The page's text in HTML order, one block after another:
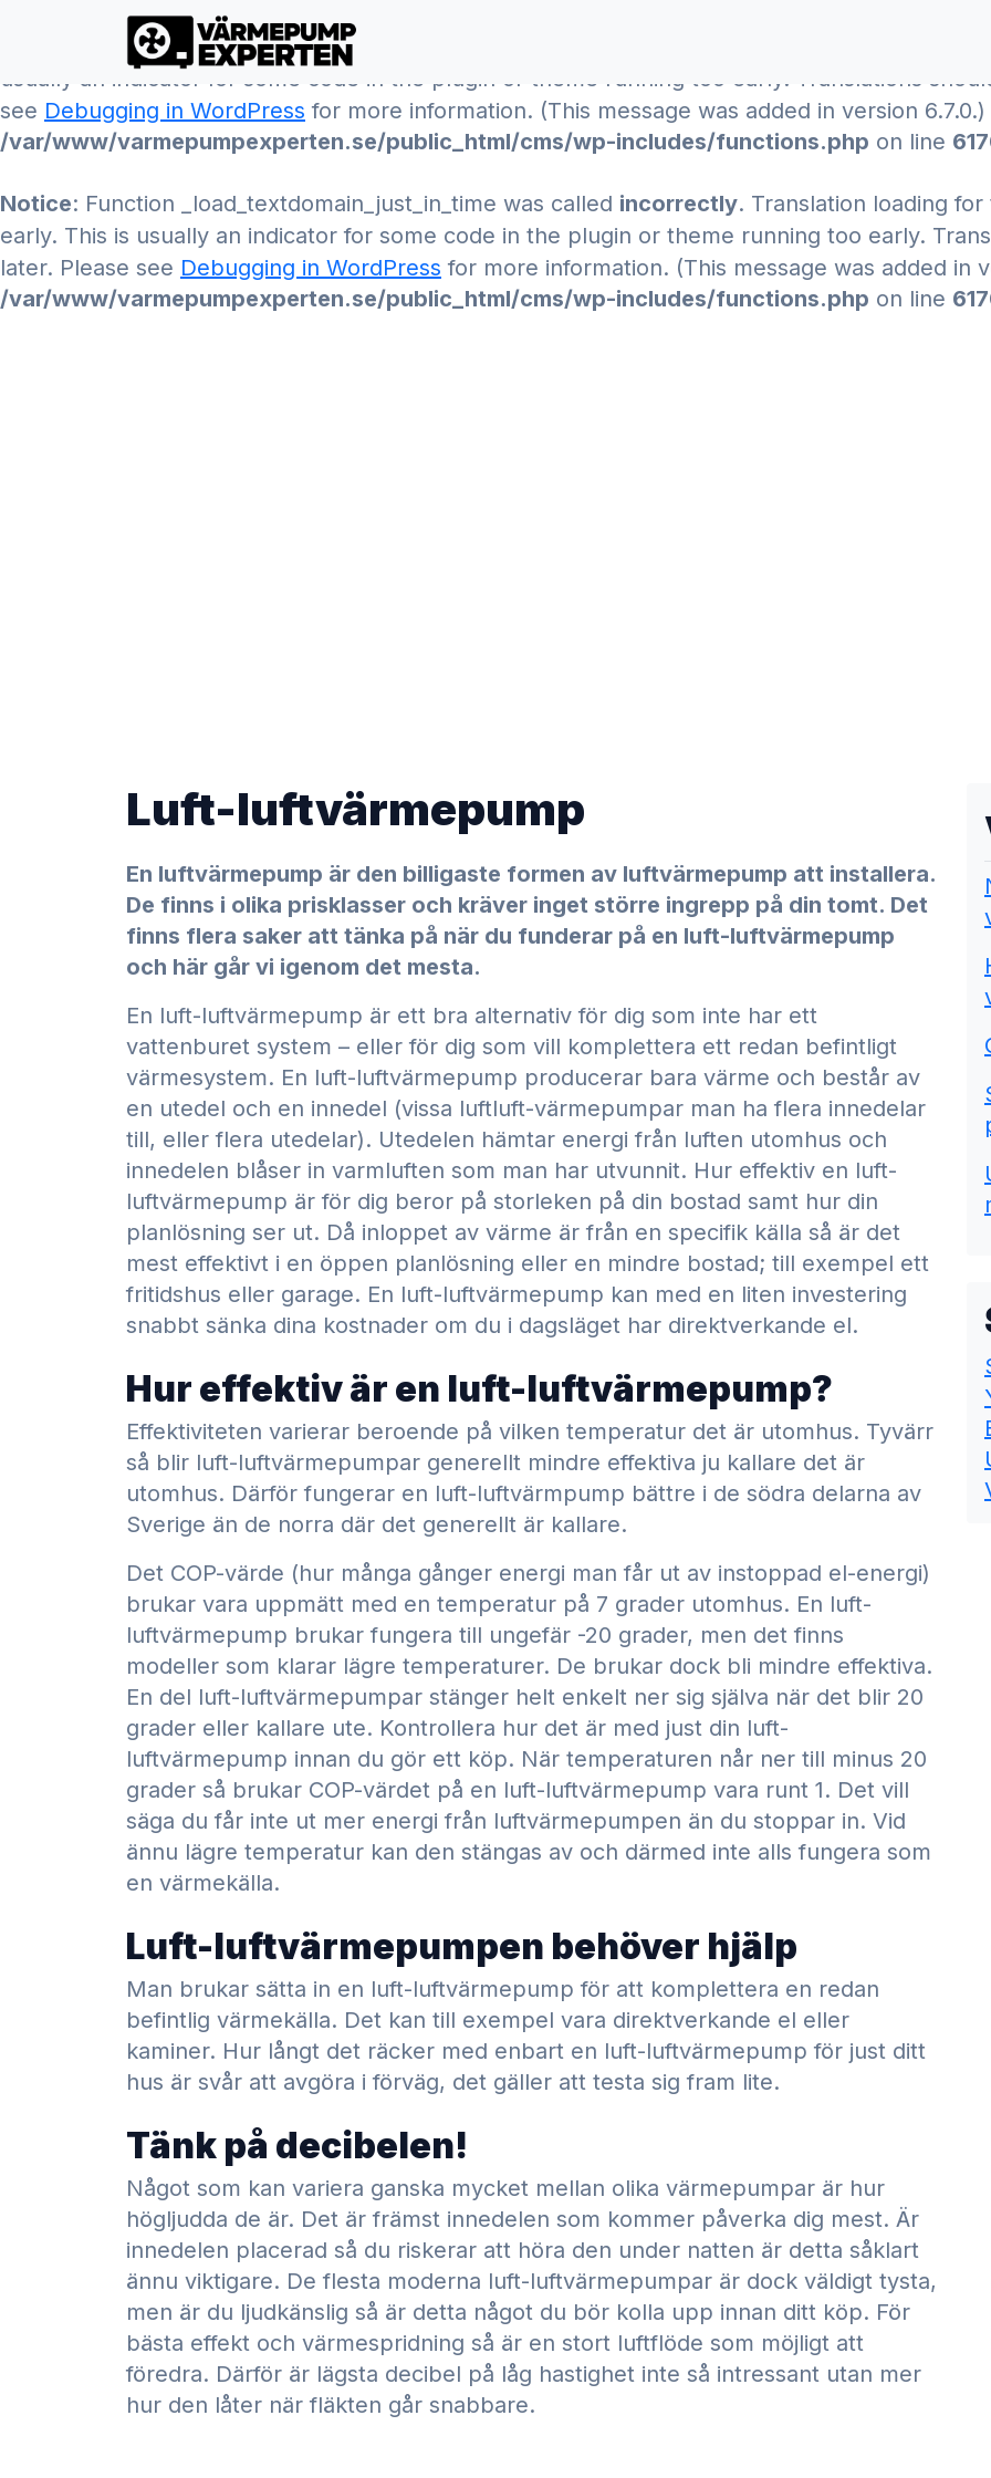
: Function _load_textdomain_just_in_time was called . Translation loading
usually an indicator for some code in the plugin or theme running too early. Translations
see Debugging in WordPress for more information. (This message was added in version 6.7.0.)
/var/www/varmepumpexperten.se/public_html/cms/wp-includes/functions.php on line
Notice: Function _load_textdomain_just_in_time was called incorrectly. Translation loading for
early. This is usually an indicator for some code in the plugin or theme running too early.
later. Please see Debugging in WordPress for more information. (This message was added in
/var/www/varmepumpexperten.se/public_html/cms/wp-includes/functions.php on line
Luft-luftvärmepump
En luftvärmepump är den billigaste formen av luftvärmepump att installera.
De finns i olika prisklasser och kräver inget större ingrepp på din tomt. Det
finns flera saker att tänka på när du funderar på en luft-luftvärmepump
och här går vi igenom det mesta.
En luft-luftvärmepump är ett bra alternativ för dig som inte har ett
vattenburet system – eller för dig som vill komplettera ett redan befintligt
värmesystem. En luft-luftvärmepump producerar bara värme och består av
en utedel och en innedel (vissa luftluft-värmepumpar man ha flera innedelar
till, eller flera utedelar). Utedelen hämtar energi från luften utomhus och
innedelen blåser in varmluften som man har utvunnit. Hur effektiv en luft-
luftvärmepump är för dig beror på storleken på din bostad samt hur din
planlösning ser ut. Då inloppet av värme är från en specifik källa så är det
mest effektivt i en öppen planlösning eller en mindre bostad; till exempel ett
fritidshus eller garage. En luft-luftvärmepump kan med en liten investering
snabbt sänka dina kostnader om du i dagsläget har direktverkande el.
Hur effektiv är en luft-luftvärmepump?
Effektiviteten varierar beroende på vilken temperatur det är utomhus. Tyvärr
så blir luft-luftvärmepumpar generellt mindre effektiva ju kallare det är
utomhus. Därför fungerar en luft-luftvärmpump bättre i de södra delarna av
Sverige än de norra där det generellt är kallare.
Det COP-värde (hur många gånger energi man får ut av instoppad el-energi)
brukar vara uppmätt med en temperatur på 7 grader utomhus. En luft-
luftvärmepump brukar fungera till ungefär -20 grader, men det finns
modeller som klarar lägre temperaturer. De brukar dock bli mindre effektiva.
En del luft-luftvärmepumpar stänger helt enkelt ner sig själva när det blir 20
grader eller kallare ute. Kontrollera hur det är med just din luft-
luftvärmepump innan du gör ett köp. När temperaturen når ner till minus 20
grader så brukar COP-värdet på en luft-luftvärmepump vara runt 1. Det vill
säga du får inte ut mer energi från luftvärmepumpen än du stoppar in. Vid
ännu lägre temperatur kan den stängas av och därmed inte alls fungera som
en värmekälla.
Luft-luftvärmepumpen behöver hjälp
Man brukar sätta in en luft-luftvärmepump för att komplettera en redan
befintlig värmekälla. Det kan till exempel vara direktverkande el eller
kaminer. Hur långt det räcker med enbart en luft-luftvärmepump för just ditt
hus är svår att avgöra i förväg, det gäller att testa sig fram lite.
Tänk på decibelen!
Något som kan variera ganska mycket mellan olika värmepumpar är hur
högljudda de är. Det är främst innedelen som kommer påverka dig mest. Är
innedelen placerad så du riskerar att höra den under natten är detta såklart
ännu viktigare. De flesta moderna luft-luftvärmepumpar är dock väldigt tysta,
men är du ljudkänslig så är detta något du bör kolla upp innan ditt köp. För
bästa effekt och värmespridning så är en stort luftflöde som möjligt att
föredra. Därför är lägsta decibel på låg hastighet inte så intressant utan mer
hur den låter när fläkten går snabbare.